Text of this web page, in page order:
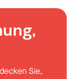
Sie,